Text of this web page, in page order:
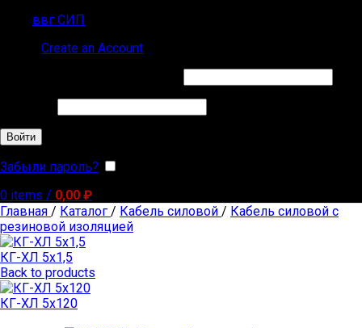
ввг СИП
Create an Account
Войти
Забыли пароль?
0 items / 0,00 ₽
Главная / Каталог / Кабель силовой / Кабель силовой с
резиновой изоляцией
КГ-ХЛ 5х1,5
Back to products
КГ-ХЛ 5х120